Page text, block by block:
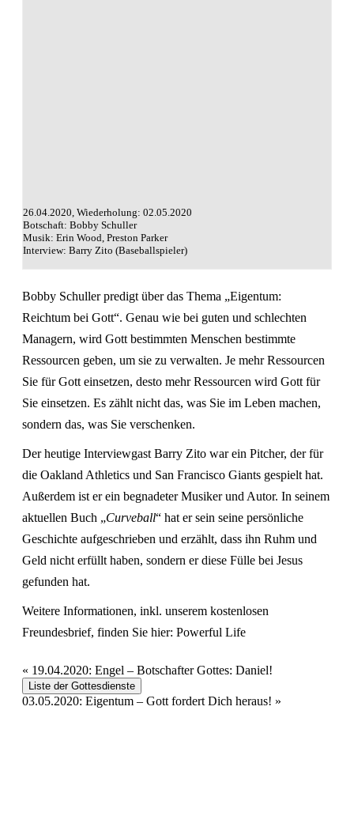
26.04.2020, Wiederholung: 02.05.2020
Botschaft: Bobby Schuller
Musik: Erin Wood, Preston Parker
Interview: Barry Zito (Baseballspieler)
Bobby Schuller predigt über das Thema „Eigentum:
Reichtum bei Gott“. Genau wie bei guten und schlechten
Managern, wird Gott bestimmten Menschen bestimmte
Ressourcen geben, um sie zu verwalten. Je mehr Ressourcen
Sie für Gott einsetzen, desto mehr Ressourcen wird Gott für
Sie einsetzen. Es zählt nicht das, was Sie im Leben machen,
sondern das, was Sie verschenken.
Der heutige Interviewgast Barry Zito war ein Pitcher, der für
die Oakland Athletics und San Francisco Giants gespielt hat.
Außerdem ist er ein begnadeter Musiker und Autor. In seinem
aktuellen Buch „Curveball“ hat er sein seine persönliche
Geschichte aufgeschrieben und erzählt, dass ihn Ruhm und
Geld nicht erfüllt haben, sondern er diese Fülle bei Jesus
gefunden hat.
Weitere Informationen, inkl. unserem kostenlosen
Freundesbrief, finden Sie hier: Powerful Life
« 19.04.2020: Engel – Botschafter Gottes: Daniel!
Liste der Gottesdienste
03.05.2020: Eigentum – Gott fordert Dich heraus! »